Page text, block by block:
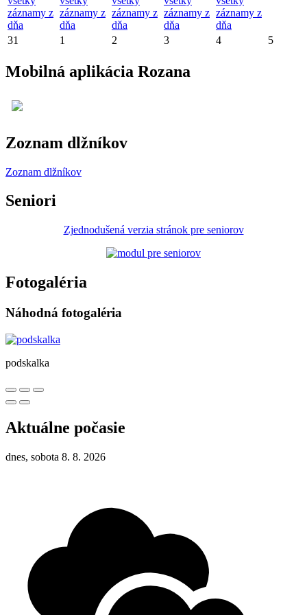
záznamy z
dňa
záznamy z
dňa
záznamy z
dňa
záznamy z
dňa
záznamy z
dňa
31 1 2 3 4 5
Mobilná aplikácia Rozana
Zoznam dlžníkov
Zoznam dlžníkov
Seniori
Zjednodušená verzia stránok pre seniorov
Fotogaléria
Náhodná fotogaléria
podskalka
Aktuálne počasie
dnes, sobota 8. 8. 2026